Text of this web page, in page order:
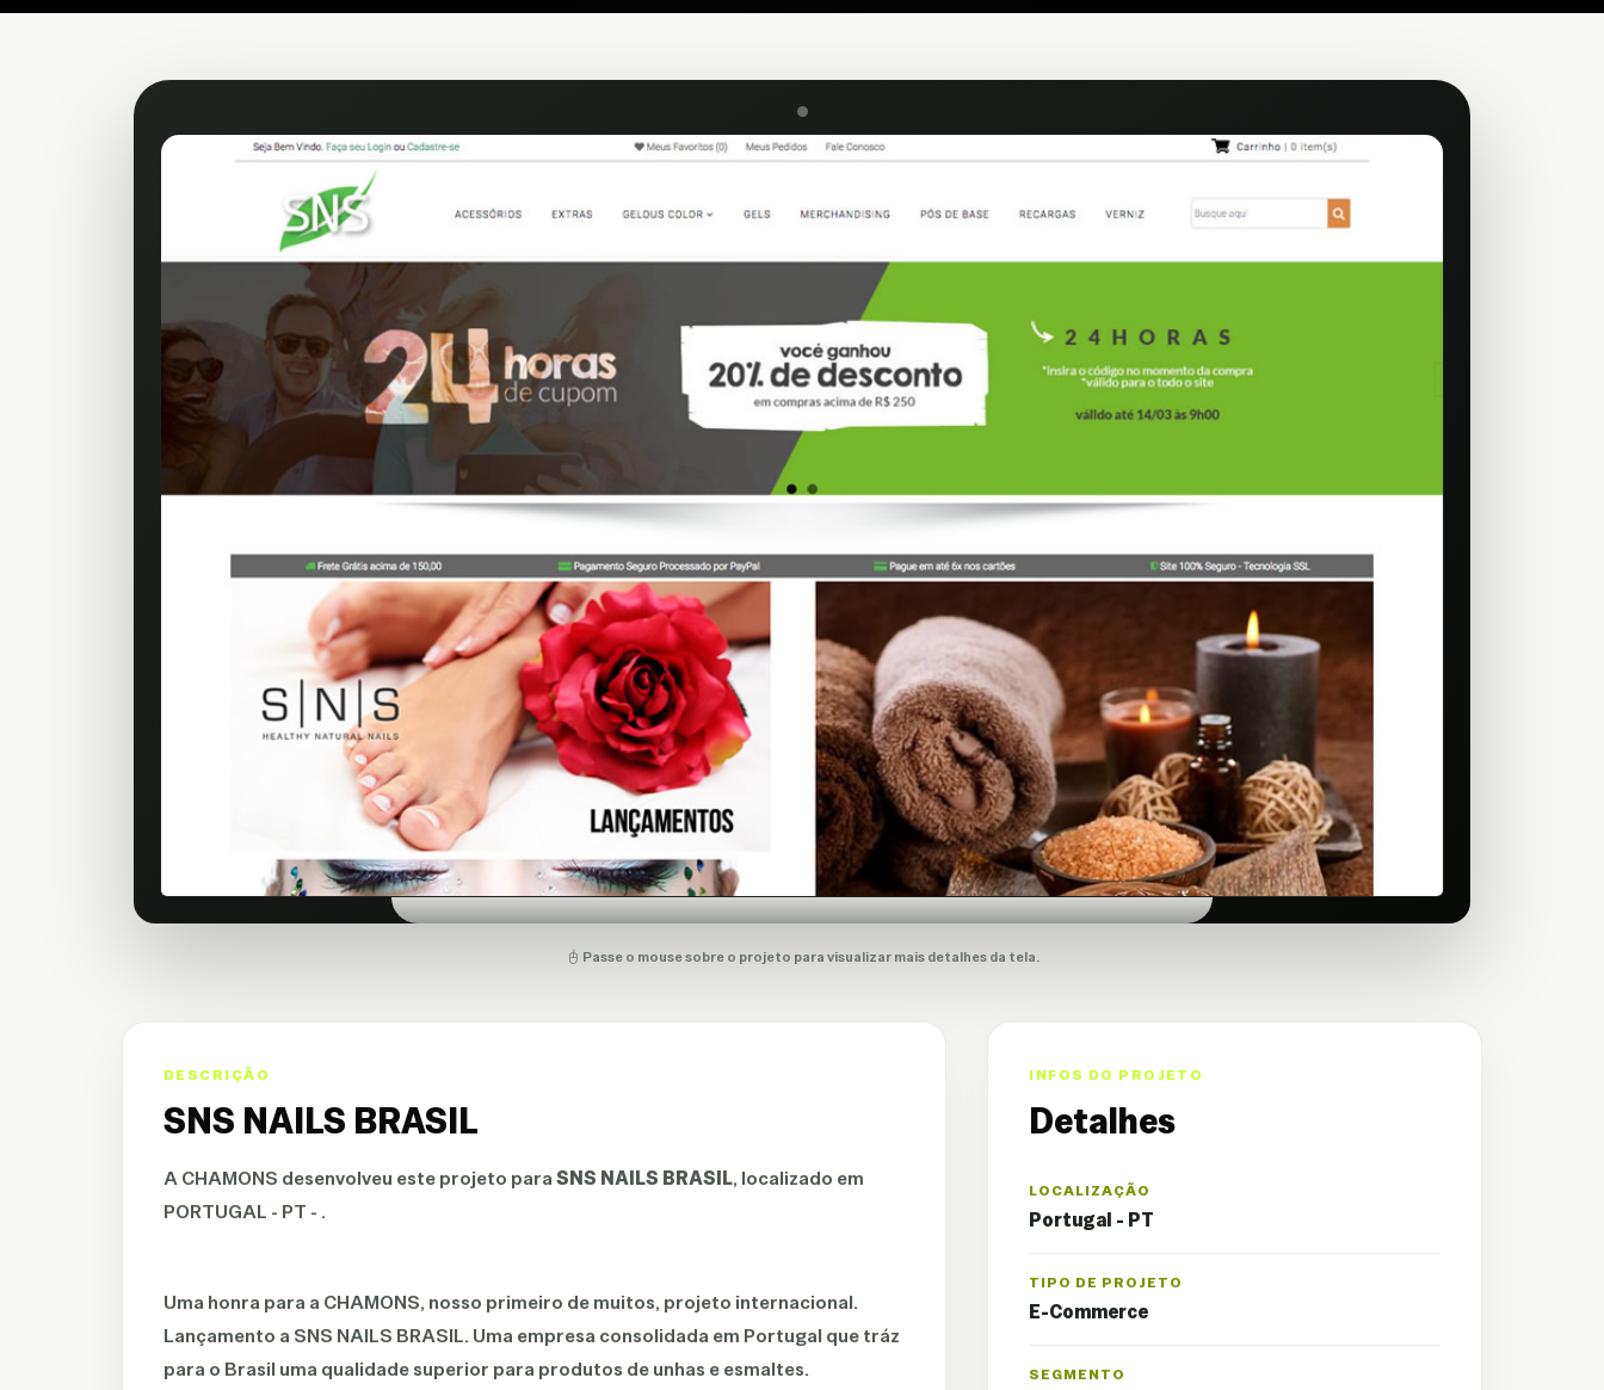
Passe o mouse sobre o projeto para visualizar mais detalhes da tela.
DESCRIÇÃO
SNS NAILS BRASIL
ACHAMONS desenvolveu este projeto paraSNS NAILS BRASIL, localizado em
PORTUGAL - PT - .
Uma honra para a CHAMONS, nosso primeiro de muitos, projeto internacional.
Lançamento a SNS NAILS BRASIL. Uma empresa consolidada em Portugal que tráz
para o Brasil uma qualidade superior para produtos de unhas e esmaltes.
INFOS DO PROJETO
Detalhes
LOCALIZAÇÃO
Portugal - PT
TIPO DE PROJETO
E-Commerce
SEGMENTO